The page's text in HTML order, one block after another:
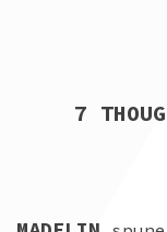
7